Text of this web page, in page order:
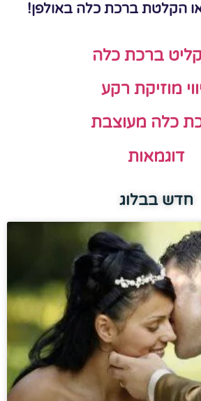
הקלטת ברכת כלה באולפן!
ברכת כלה
מוזיקת רקע
כלה מעוצבת
דוגמאות
חדש בבלוג